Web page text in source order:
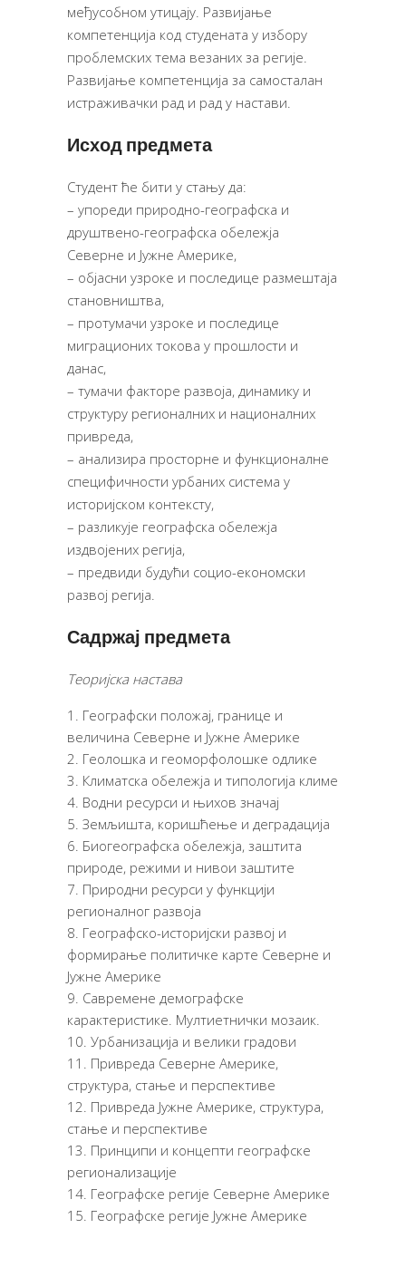
међусобном утицају. Развијање
компетенција код студената у избору
проблемских тема везаних за регије.
Развијање компетенција за самосталан
истраживачки рад и рад у настави.
Исход предмета
Студент ће бити у стању да:
– упореди природно-географска и
друштвено-географска обележја
Северне и Јужне Америке,
– објасни узроке и последице размештаја
становништва,
– протумачи узроке и последице
миграционих токова у прошлости и
данас,
– тумачи факторе развоја, динамику и
структуру регионалних и националних
привреда,
– анализира просторне и функционалне
специфичности урбаних система у
историјском контексту,
– разликује географска обележја
издвојених регија,
– предвиди будући социо-економски
развој регија.
Садржај предмета
Теоријска настава
Географски положај, границе и
величина Северне и Јужне Америке
Геолошка и геоморфолошке одлике
Климатска обележја и типологија климе
Водни ресурси и њихов значај
Земљишта, коришћење и деградација
Биогеографска обележја, заштита
природе, режими и нивои заштите
Природни ресурси у функцији
регионалног развоја
Географско-историјски развој и
формирање политичке карте Северне и
Јужне Америке
Савремене демографске
карактеристике. Мултиетнички мозаик.
Урбанизација и велики градови
Привреда Северне Америке,
структура, стање и перспективе
Привреда Јужне Америке, структура,
стање и перспективе
Принципи и концепти географске
регионализације
Географске регије Северне Америке
Географске регије Јужне Америке